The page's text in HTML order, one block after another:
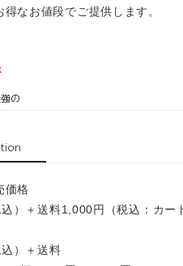
得なお値段でご提供します。
の
価格
）＋送料1,000円（税込：カー
）＋送料